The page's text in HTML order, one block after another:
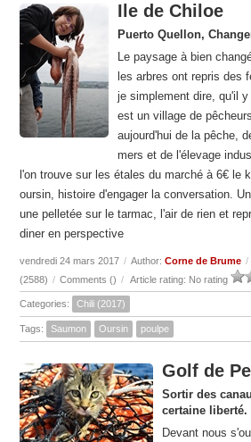
Ile de Chiloe
Puerto Quellon,
Le paysage à bien
les arbres ont repris des
je simplement dire, qu'il
est un village de
aujourd'hui de la pêche,
mers et de l'élevage
l'on trouve sur les étales du marché à 6€ le
oursin, histoire d'engager la conversation.
une pelletée sur le tarmac, l'air de rien et
diner en perspective
vendredi 24 mars 2017 / Author:Corne de Brume /
(2588) / Comments () / Article rating: No rating
Categories: Chili (2017)
Tags: Saumon Oursin poulpe
Golf de
Sortir des
certaine liberté.
Devant nous